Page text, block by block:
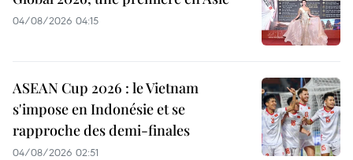
04/08/2026 04:15
ASEAN Cup 2026 : le Vietnam
s'impose en Indonésie et se
rapproche des demi-finales
04/08/2026 02:51